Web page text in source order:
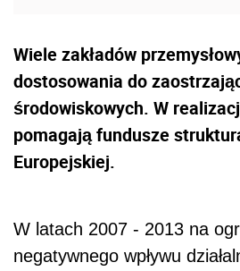
Wiele zakładów
dostosowania do
środowiskowych. W
pomagają fundusze
Europejskiej.
W latach 2007 - 2013 na
negatywnego wpływu